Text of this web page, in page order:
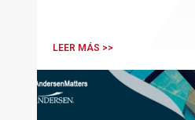
formación del fondo,
LEER MÁS >>